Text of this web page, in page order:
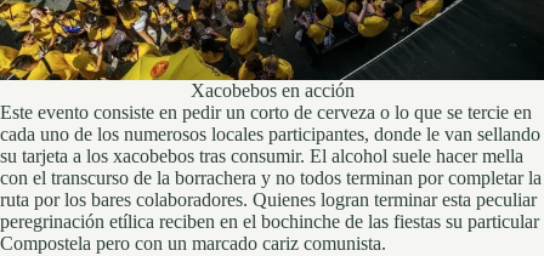
Xacobebos en acción
Este evento consiste en pedir un corto de cerveza o lo que se tercie en
cada uno de los numerosos locales participantes, donde le van sellando
su tarjeta a los xacobebos tras consumir. El alcohol suele hacer mella
con el transcurso de la borrachera y no todos terminan por completar la
ruta por los bares colaboradores. Quienes logran terminar esta peculiar
peregrinación etílica reciben en el bochinche de las fiestas su particular
Compostela pero con un marcado cariz comunista.